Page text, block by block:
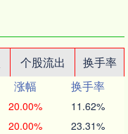
个股流出
换手率
涨幅
换手率
20.00% 11.62%
20.00% 23.31%